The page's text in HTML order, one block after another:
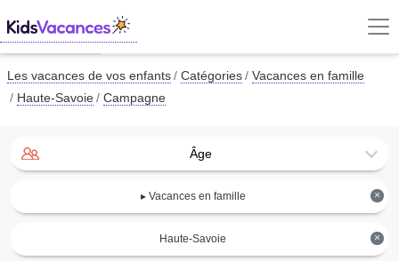
Les vacances de vos enfants Catégories
Vacances en famille
Haute-Savoie
Campagne
Âge
×
▸ Vacances en famille
×
Haute-Savoie